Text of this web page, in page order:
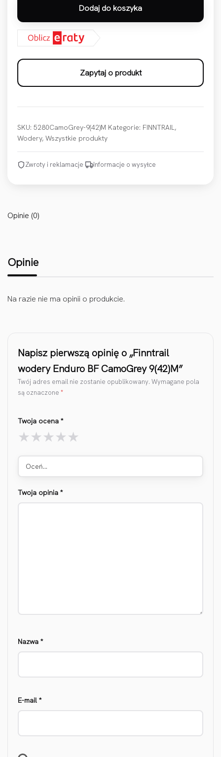
Dodaj do koszyka
Zapytaj o produkt
SKU: 5280CamoGrey-9(42)M Kategorie: FINNTRAIL,
Wodery, Wszystkie produkty
Zwroty i reklamacje· Informacje o wysyłce
Opinie (0)
Opinie
Na razie nie ma opinii o produkcie.
Napisz pierwszą opinię o „Finntrail
wodery Enduro BF CamoGrey 9(42)M”
Twój adres email nie zostanie opublikowany. Wymagane pola
są oznaczone *
Twoja ocena *
Oceń…
Twoja opinia *
Nazwa *
E-mail *